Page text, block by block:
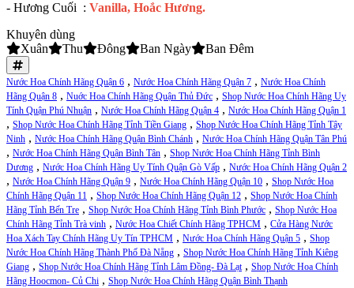
- Hương Cuối : Vanilla, Hoắc Hương.
Khuyên dùng
Xuân
Thu Đông Ban Ngày Ban Đêm
Nước Hoa Chính Hãng Quận 6 , Nước Hoa Chính Hãng Quận 7 , Nước Hoa Chính
Hãng Quận 8 , Nuớc Hoa Chính Hãng Quận Thủ Đức , Shop Nước Hoa Chính Hãng Uy
Tính Quận Phú Nhuận , Nước Hoa Chính Hãng Quận 4 , Nước Hoa Chính Hãng Quận 1
, Shop Nước Hoa Chính Hãng Tỉnh Tiền Giang , Shop Nước Hoa Chính Hãng Tỉnh Tây
Ninh , Nước Hoa Chính Hãng Quận Bình Chánh , Nước Hoa Chính Hãng Quận Tân Phú
, Nước Hoa Chính Hãng Quận Bình Tân , Shop Nước Hoa Chính Hãng Tỉnh Bình
Dương , Nước Hoa Chính Hãng Uy Tính Quận Gò Vấp , Nước Hoa Chính Hãng Quận 2
, Nước Hoa Chính Hãng Quận 9 , Nước Hoa Chính Hãng Quận 10 , Shop Nước Hoa
Chính Hãng Quận 11 , Shop Nước Hoa Chính Hãng Quận 12 , Shop Nước Hoa Chính
Hãng Tỉnh Bến Tre , Shop Nước Hoa Chính Hãng Tỉnh Bình Phước , Shop Nước Hoa
Chính Hãng Tỉnh Trà vinh , Nước Hoa Chiết Chính Hãng TPHCM , Cửa Hàng Nước
Hoa Xách Tay Chính Hãng Uy Tín TPHCM , Nước Hoa Chính Hãng Quận 5 , Shop
Nước Hoa Chính Hãng Thành Phố Đà Nẵng , Shop Nước Hoa Chính Hãng Tỉnh Kiêng
Giang , Shop Nước Hoa Chính Hãng Tỉnh Lâm Đồng- Đà Lạt , Shop Nước Hoa Chính
Hãng Hoocmon- Củ Chi , Shop Nước Hoa Chính Hãng Quận Bình Thạnh